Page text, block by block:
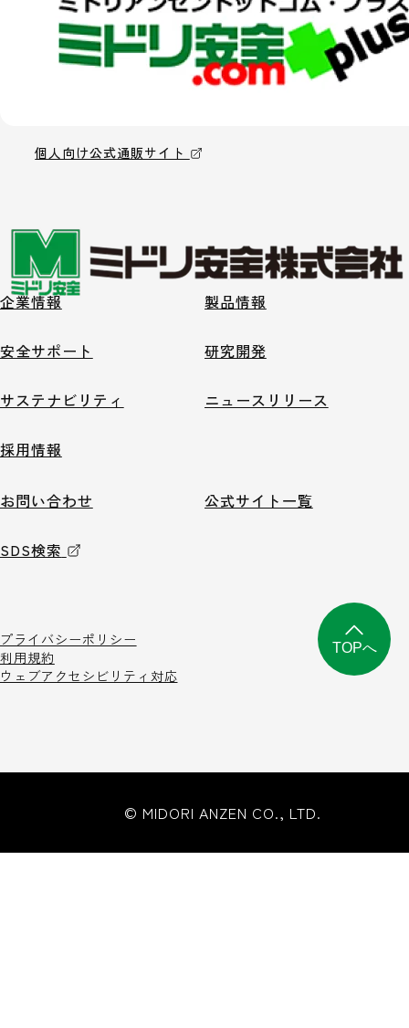
個人向け公式通販サイト
企業情報 製品情報
安全サポート 研究開発
サステナビリティ ニュースリリース
採用情報
お問い合わせ 公式サイト一覧
SDS検索
プライバシーポリシー
利用規約
ウェブアクセシビリティ対応
© MIDORI ANZEN CO., LTD.
TOPへ